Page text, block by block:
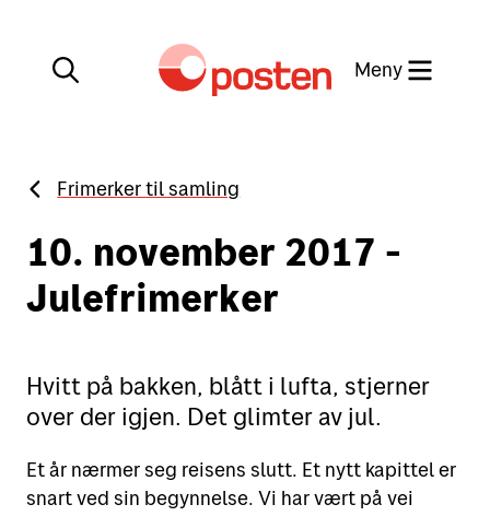
Lukk
Meny
Min side
Kundeservice
Min side
Sende
Frimerker til samling
10. november 2017 -
Julefrimerker
Hvitt på bakken, blått i lufta, stjerner
over der igjen. Det glimter av jul.
Et år nærmer seg reisens slutt. Et nytt kapittel er
snart ved sin begynnelse. Vi har vært på vei